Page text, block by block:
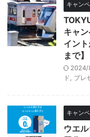
キャン
キャ
イン
まで】
ド
プレ
キャン
ウエ